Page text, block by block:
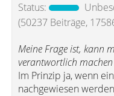
Status:
(50237 Beiträge,
Meine Frage ist, kann
verantwortlich machen
Im Prinzip ja, wenn
nachgewiesen